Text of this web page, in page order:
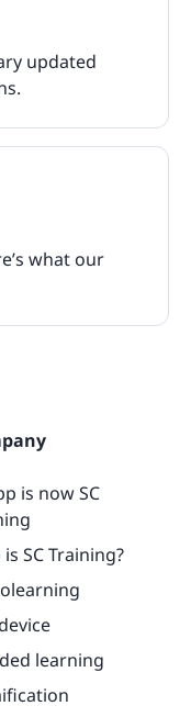
updated
what our
is now SC
SC Training?
learning